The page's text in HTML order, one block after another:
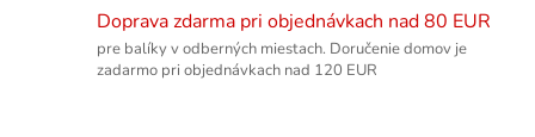
Doprava zdarma pri objednávkach nad 80 EUR
pre balíky v odberných miestach. Doručenie domov je
zadarmo pri objednávkach nad 120 EUR